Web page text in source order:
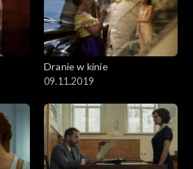
Dranie w kinie
09.11.2019